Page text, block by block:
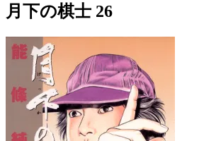
月下の棋士 26